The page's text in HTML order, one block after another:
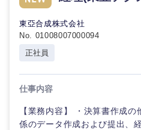
東亞合成株式会社
No. 01008007000094
正社員
仕事内容
【業務内容】 ・決算書作成
係のデータ作成および提出、